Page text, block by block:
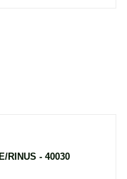
RINUS - 40030